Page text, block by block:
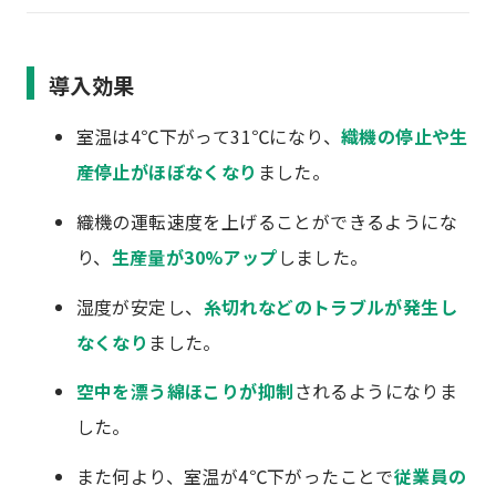
導入効果
室温は4℃下がって31℃になり、織機の停止や生
産停止がほぼなくなり ました。
織機の運転速度を上げることができるようにな
り、 生産量が30%アップしました。
湿度が安定し、 糸切れなどのトラブルが発生し
なくなり ました。
空中を漂う綿ほこりが抑制されるようになりま
した。
また何より、室温が4℃下がったことで従業員の